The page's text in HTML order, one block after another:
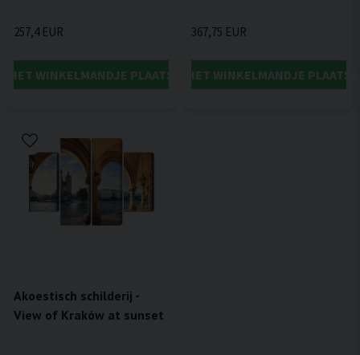
257,4 EUR
HET WINKELMANDJE PLAATSEN
367,75 EUR
IN HET WINKELMANDJE
Akoestisch schilderij -
View of Kraków at sunset